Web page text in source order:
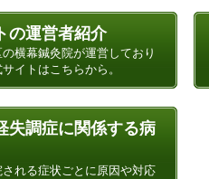
の運営者紹介
横幕鍼灸院が運営しており
イトはこちらから。
失調症に関係する病
される症状ごとに原因や対応